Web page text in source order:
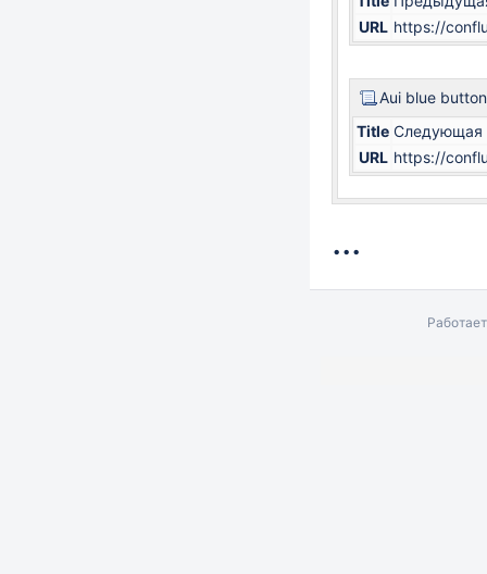
URL https://
Aui blue button
Title Следующая
URL https://
...